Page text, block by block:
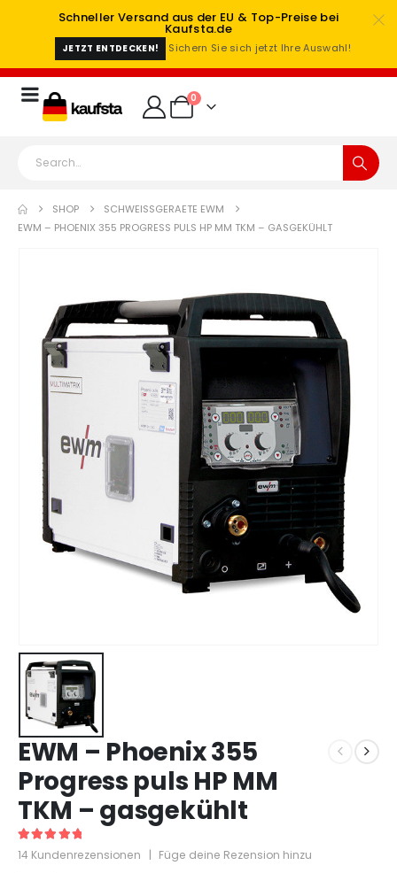
Schneller Versand aus der EU & Top-Preise bei
Kaufsta.de
JETZT ENTDECKEN! Sichern Sie sich jetzt Ihre Auswahl!
0
SHOP
SCHWEISSGERAETE EWM
EWM – PHOENIX 355 PROGRESS PULS HP MM TKM – GASGEKÜHLT
EWM – Phoenix 355
Progress puls HP MM
TKM – gasgekühlt
5out of 5
14 Kundenrezensionen | Füge deine Rezension hinzu